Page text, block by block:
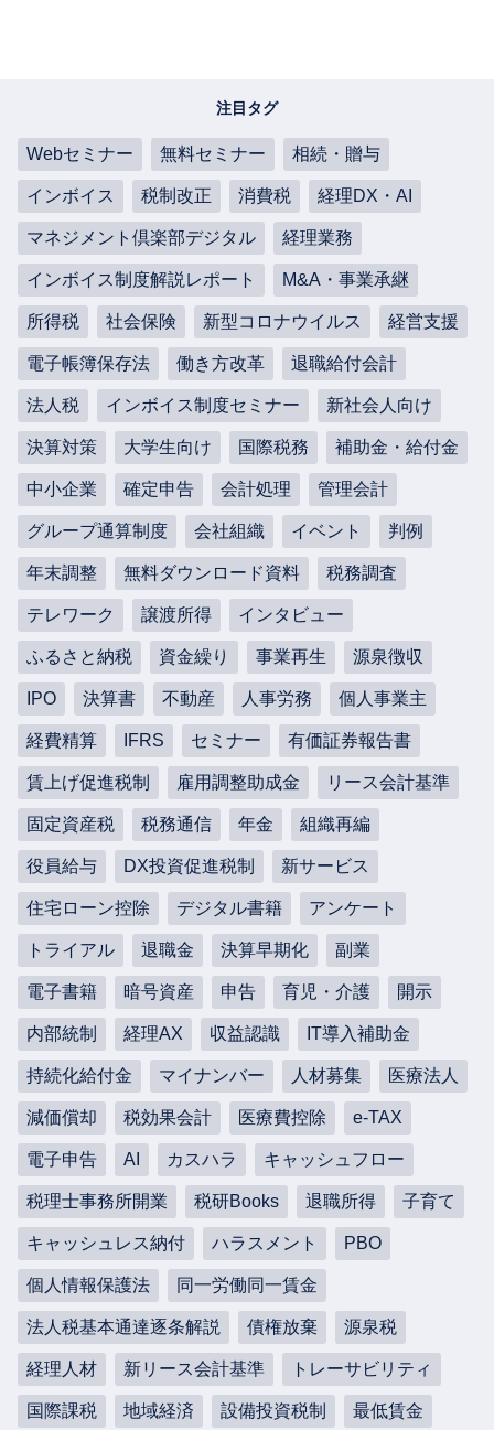
注目タグ
Webセミナー 無料セミナー 相続・贈与
インボイス 税制改正 消費税 経理DX・AI
マネジメント倶楽部デジタル 経理業務
インボイス制度解説レポート M&A・事業承継
所得税 社会保険 新型コロナウイルス 経営支援
電子帳簿保存法 働き方改革 退職給付会計
法人税 インボイス制度セミナー 新社会人向け
決算対策 大学生向け 国際税務 補助金・給付金
中小企業 確定申告 会計処理 管理会計
グループ通算制度 会社組織 イベント 判例
年末調整 無料ダウンロード資料 税務調査
テレワーク 譲渡所得 インタビュー
ふるさと納税 資金繰り 事業再生 源泉徴収
IPO 決算書 不動産 人事労務 個人事業主
経費精算 IFRS セミナー 有価証券報告書
賃上げ促進税制 雇用調整助成金 リース会計基準
固定資産税 税務通信 年金 組織再編
役員給与 DX投資促進税制 新サービス
住宅ローン控除 デジタル書籍 アンケート
トライアル 退職金 決算早期化 副業
電子書籍 暗号資産 申告 育児・介護 開示
内部統制 経理AX 収益認識 IT導入補助金
持続化給付金 マイナンバー 人材募集 医療法人
減価償却 税効果会計 医療費控除 e-TAX
電子申告 AI カスハラ キャッシュフロー
税理士事務所開業 税研Books 退職所得 子育て
キャッシュレス納付 ハラスメント PBO
個人情報保護法 同一労働同一賃金
法人税基本通達逐条解説 債権放棄 源泉税
経理人材 新リース会計基準 トレーサビリティ
国際課税 地域経済 設備投資税制 最低賃金